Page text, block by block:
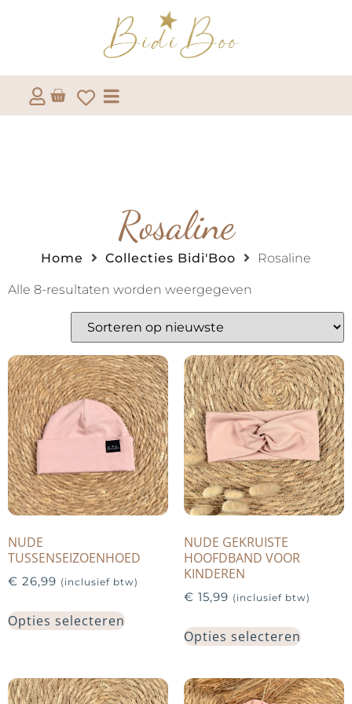
Rosaline
Home Collecties Bidi'Boo Rosaline
Alle 8-resultaten worden weergegeven
NUDE
TUSSENSEIZOENHOED
€ 26,99 (inclusief btw)
Opties selecteren
NUDE GEKRUISTE
HOOFDBAND VOOR
KINDEREN
€ 15,99 (inclusief btw)
Opties selecteren